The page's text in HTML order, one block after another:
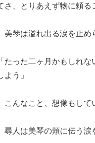
さ、とりあえず物に頼る
美琴は溢れ出る涙を止め
「たった二ヶ月かもしれ
よう」
こんなこと、想像もして
尋人は美琴の頬に伝う涙